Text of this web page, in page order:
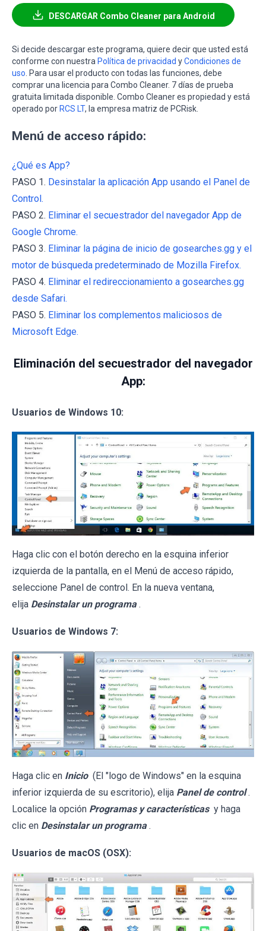
DESCARGAR Combo Cleaner para Android
Si decide descargar este programa, quiere decir que usted está
conforme con nuestra Política de privacidad yCondiciones de
uso. Para usar el producto con todas las funciones, debe
comprar una licencia para Combo Cleaner. 7 días de prueba
gratuita limitada disponible. Combo Cleaner es propiedad y está
operado por RCS LT, la empresa matriz de PCRisk.
Menú de acceso rápido:
¿Qué es App?
PASO 1. Desinstalar la aplicación App usando el Panel de
Control.
PASO 2. Eliminar el secuestrador del navegador App de
Google Chrome.
PASO 3. Eliminar la página de inicio de gosearches.gg y el
motor de búsqueda predeterminado de Mozilla Firefox.
PASO 4. Eliminar el redireccionamiento a gosearches.gg
desde Safari.
PASO 5. Eliminar los complementos maliciosos de
Microsoft Edge.
Eliminación del secuestrador del navegador
App:
Usuarios de Windows 10:
Haga clic con el botón derecho en la esquina inferior
izquierda de la pantalla, en el Menú de acceso rápido,
seleccione Panel de control. En la nueva ventana,
elija Desinstalar un programa .
Usuarios de Windows 7:
Haga clic en Inicio (El "logo de Windows" en la esquina
inferior izquierda de su escritorio), elija Panel de control .
Localice la opción Programas y características y haga
clic en Desinstalar un programa .
Usuarios de macOS (OSX):